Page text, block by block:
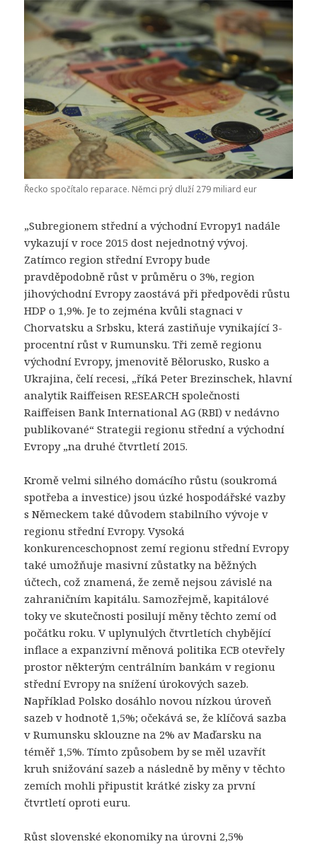
Řecko spočítalo reparace. Němci prý dluží 279 miliard eur
„Subregionem střední a východní Evropy1 nadále
vykazují v roce 2015 dost nejednotný vývoj.
Zatímco region střední Evropy bude
pravděpodobně růst v průměru o 3%, region
jihovýchodní Evropy zaostává při předpovědi růstu
HDP o 1,9%. Je to zejména kvůli stagnaci v
Chorvatsku a Srbsku, která zastiňuje vynikající 3-
procentní růst v Rumunsku. Tři země regionu
východní Evropy, jmenovitě Bělorusko, Rusko a
Ukrajina, čelí recesi, „říká Peter Brezinschek, hlavní
analytik Raiffeisen RESEARCH společnosti
Raiffeisen Bank International AG (RBI) v nedávno
publikované“ Strategii regionu střední a východní
Evropy „na druhé čtvrtletí 2015.
Kromě velmi silného domácího růstu (soukromá
spotřeba a investice) jsou úzké hospodářské vazby
s Německem také důvodem stabilního vývoje v
regionu střední Evropy. Vysoká
konkurenceschopnost zemí regionu střední Evropy
také umožňuje masivní zůstatky na běžných
účtech, což znamená, že země nejsou závislé na
zahraničním kapitálu. Samozřejmě, kapitálové
toky ve skutečnosti posilují měny těchto zemí od
počátku roku. V uplynulých čtvrtletích chybějící
inflace a expanzivní měnová politika ECB otevřely
prostor některým centrálním bankám v regionu
střední Evropy na snížení úrokových sazeb.
Například Polsko dosáhlo novou nízkou úroveň
sazeb v hodnotě 1,5%; očekává se, že klíčová sazba
v Rumunsku sklouzne na 2% av Maďarsku na
téměř 1,5%. Tímto způsobem by se měl uzavřít
kruh snižování sazeb a následně by měny v těchto
zemích mohli připustit krátké zisky za první
čtvrtletí oproti euru.
Růst slovenské ekonomiky na úrovni 2,5%